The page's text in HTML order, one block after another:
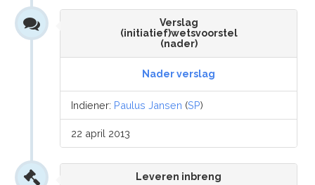
Verslag
(initiatief)wetsvoorstel
(nader)
Nader verslag
Indiener: Paulus Jansen (SP)
22 april 2013
Leveren inbreng